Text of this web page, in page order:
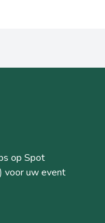
op Spot
voor uw event